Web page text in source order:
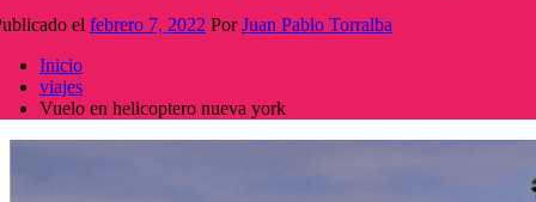
el febrero 7, 2022 PorJuan Pablo Torralba
Inicio
viajes
Vuelo en helicoptero nueva york